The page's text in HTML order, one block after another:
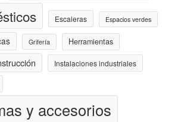
Escaleras Espacios verdes
Grifería Herramientas
Instalaciones industriales
y accesorios